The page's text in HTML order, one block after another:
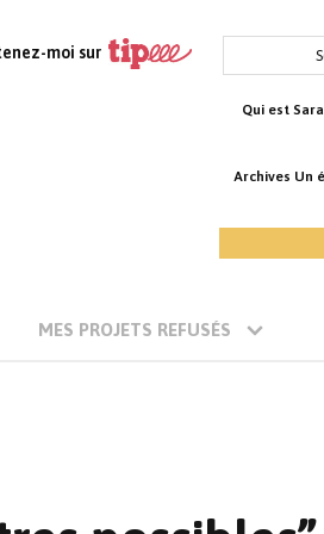
moi sur
for:
Qui est
Archives Un
MES PROJETS REFUSÉS